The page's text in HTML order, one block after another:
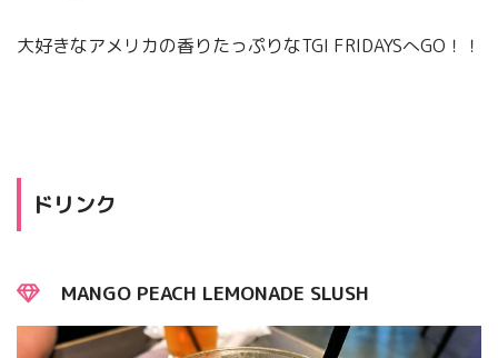
大好きなアメリカの香りたっぷりなTGI FRIDAYSへGO！！
ドリンク
MANGO PEACH LEMONADE SLUSH